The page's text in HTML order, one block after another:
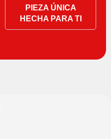
PIEZA ÚNICA
HECHA PARA TI